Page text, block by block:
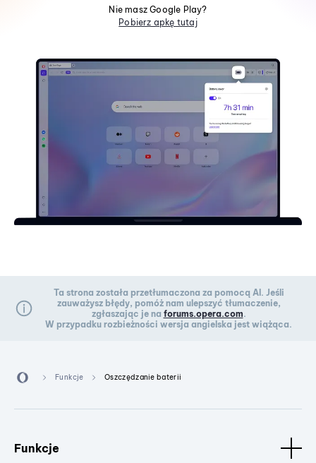
Nie masz Google Play?
Pobierz apkę tutaj
Ta strona została przetłumaczona za pomocą AI. Jeśli
zauważysz błędy, pomóż nam ulepszyć tłumaczenie,
zgłaszając je na forums.opera.com.
W przypadku rozbieżności wersja angielska jest wiążąca.
Funkcje Oszczędzanie baterii
Funkcje